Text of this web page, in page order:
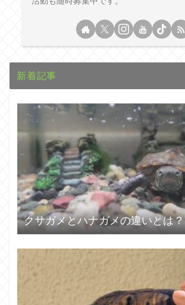
新着記事
クサガメとハナガメの違いとは？